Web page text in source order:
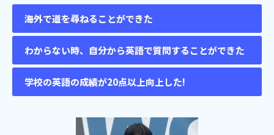
海外で道を尋ねることができた
わからない時、自分から英語で質問することができた
学校の英語の成績が20点以上向上した!